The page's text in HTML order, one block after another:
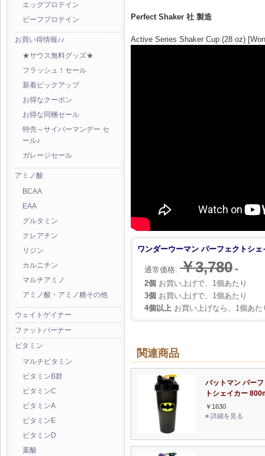
エッグプロテイン
ビーフプロテイン
お買い得情報♪♪
★サウス無料グッズ★
フラッシュ！セール
新着ピックアップ
お得なクーポン
お得な同梱セール
特売～サイバーマンデー セ
ール♪
ガレージセール
アミノ酸
BCAA
EAA
グルタミン
クレアチン
リジン
カルニチン
マルチアミノ
アミノ酸・アミノ糖その他
ウェイトゲイナー
ファットバーナー
ビタミン
マルチビタミン
ビタミンB群
ビタミンC
ビタミンA
ビタミンE
ビタミンD
葉酸
Perfect Shaker 社 製造
Active Series Shaker Cup (28 oz)
ワンダーウーマン パーフェクトシ
通常価格: ￥3,780 ⇨
2個 お買い上げで、1個あたり
3個 お買い上げで、1個あたり
4個以上 お買い上げなら、1個あた
関連商品
バットマン パー
トシェイカー
￥1630
» 詳細を見る